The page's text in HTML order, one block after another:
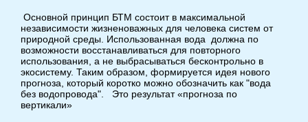
Основной принцип БТМ состоит в максимальной
независимости жизненоважных для человека систем от
природной среды. Использованная вода должна по
возможности восстанавливаться для повторного
использования, а не выбрасываться бесконтрольно в
экосистему. Таким образом, формируется идея нового
прогноза, который коротко можно обозначить как "вода
без водопровода". Это результат «прогноза по
вертикали»